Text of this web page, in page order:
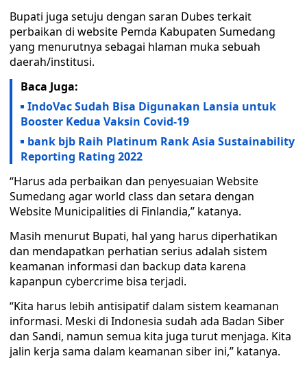
Bupati juga setuju dengan saran Dubes terkait
perbaikan di website Pemda Kabupaten Sumedang
yang menurutnya sebagai hlaman muka sebuah
daerah/institusi.
Baca Juga:
IndoVac Sudah Bisa Digunakan Lansia untuk
Booster Kedua Vaksin Covid-19
bank bjb Raih Platinum Rank Asia Sustainability
Reporting Rating 2022
“Harus ada perbaikan dan penyesuaian Website
Sumedang agar world class dan setara dengan
Website Municipalities di Finlandia,” katanya.
Masih menurut Bupati, hal yang harus diperhatikan
dan mendapatkan perhatian serius adalah sistem
keamanan informasi dan backup data karena
kapanpun cybercrime bisa terjadi.
“Kita harus lebih antisipatif dalam sistem keamanan
informasi. Meski di Indonesia sudah ada Badan Siber
dan Sandi, namun semua kita juga turut menjaga. Kita
jalin kerja sama dalam keamanan siber ini,” katanya.